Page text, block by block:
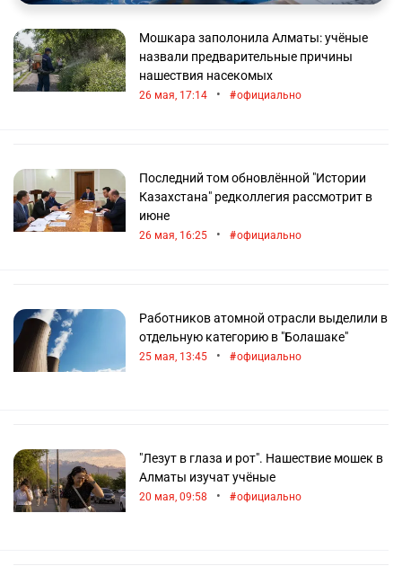
Мошкара заполонила Алматы: учёные
назвали предварительные причины
нашествия насекомых
26 мая, 17:14 • официально
Последний том обновлённой "Истории
Казахстана" редколлегия рассмотрит в
июне
26 мая, 16:25 • официально
Работников атомной отрасли выделили в
отдельную категорию в "Болашаке"
25 мая, 13:45 • официально
"Лезут в глаза и рот". Нашествие мошек в
Алматы изучат учёные
20 мая, 09:58 • официально